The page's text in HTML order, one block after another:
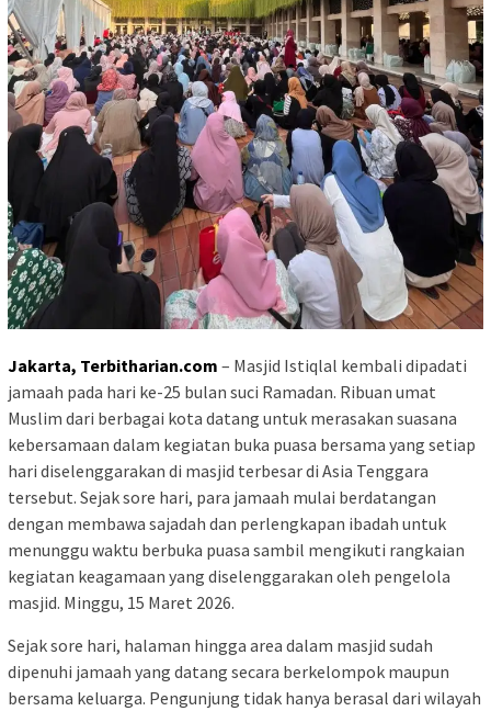
Jakarta, Terbitharian.com – Masjid Istiqlal kembali dipadati
jamaah pada hari ke-25 bulan suci Ramadan. Ribuan umat
Muslim dari berbagai kota datang untuk merasakan suasana
kebersamaan dalam kegiatan buka puasa bersama yang setiap
hari diselenggarakan di masjid terbesar di Asia Tenggara
tersebut. Sejak sore hari, para jamaah mulai berdatangan
dengan membawa sajadah dan perlengkapan ibadah untuk
menunggu waktu berbuka puasa sambil mengikuti rangkaian
kegiatan keagamaan yang diselenggarakan oleh pengelola
masjid. Minggu, 15 Maret 2026.
Sejak sore hari, halaman hingga area dalam masjid sudah
dipenuhi jamaah yang datang secara berkelompok maupun
bersama keluarga. Pengunjung tidak hanya berasal dari wilayah